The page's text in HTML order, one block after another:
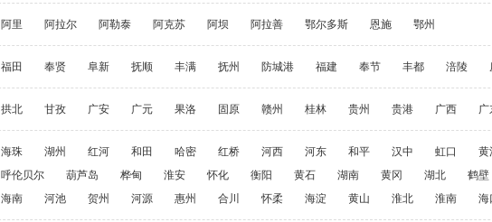
阿里 阿拉尔 阿勒泰 阿克苏 阿坝 阿拉善 鄂尔多斯 恩施 鄂州
福田 奉贤 阜新 抚顺 丰满 抚州 防城港 福建 奉节 丰都 涪陵
拱北 甘孜 广安 广元 果洛 固原 赣州 桂林 贵州 贵港 广西 广
海珠 湖州 红河 和田 哈密 红桥 河西 河东 和平 汉中 虹口 黄
呼伦贝尔
葫芦岛 桦甸 淮安 怀化 衡阳 黄石 湖南 黄冈 湖北 鹤壁
海南
河池 贺州 河源 惠州 合川 怀柔 海淀 黄山 淮北 淮南 海